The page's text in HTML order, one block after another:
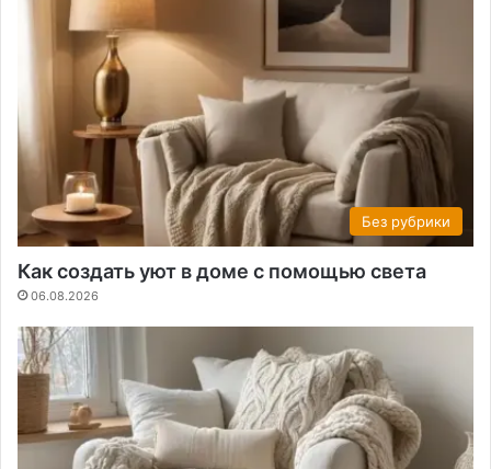
Без рубрики
Как создать уют в доме с помощью света
06.08.2026